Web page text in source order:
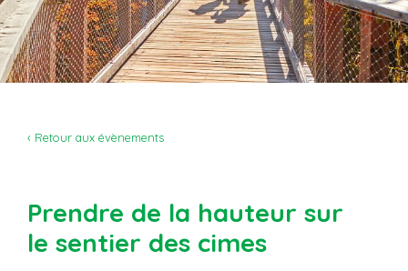
‹ Retour aux évènements
Prendre de la hauteur sur
le sentier des cimes